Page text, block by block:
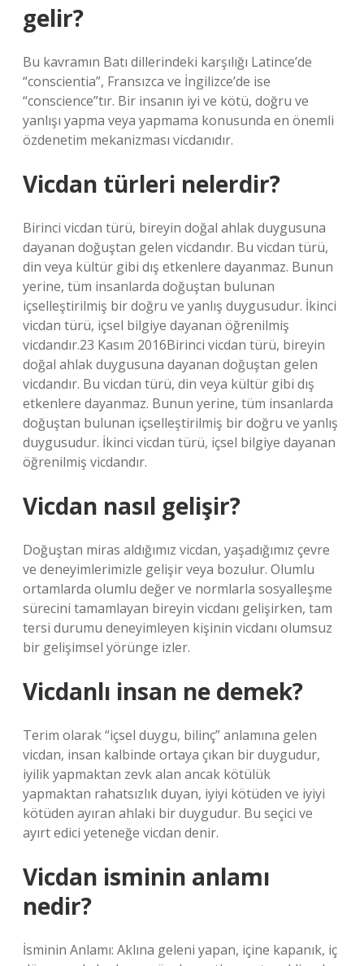
gelir?
Bu kavramın Batı dillerindeki karşılığı Latince’de
“conscientia”, Fransızca ve İngilizce’de ise
“conscience”tır. Bir insanın iyi ve kötü, doğru ve
yanlışı yapma veya yapmama konusunda en önemli
özdenetim mekanizması vicdanıdır.
Vicdan türleri nelerdir?
Birinci vicdan türü, bireyin doğal ahlak duygusuna
dayanan doğuştan gelen vicdandır. Bu vicdan türü,
din veya kültür gibi dış etkenlere dayanmaz. Bunun
yerine, tüm insanlarda doğuştan bulunan
içselleştirilmiş bir doğru ve yanlış duygusudur. İkinci
vicdan türü, içsel bilgiye dayanan öğrenilmiş
vicdandır.23 Kasım 2016Birinci vicdan türü, bireyin
doğal ahlak duygusuna dayanan doğuştan gelen
vicdandır. Bu vicdan türü, din veya kültür gibi dış
etkenlere dayanmaz. Bunun yerine, tüm insanlarda
doğuştan bulunan içselleştirilmiş bir doğru ve yanlış
duygusudur. İkinci vicdan türü, içsel bilgiye dayanan
öğrenilmiş vicdandır.
Vicdan nasıl gelişir?
Doğuştan miras aldığımız vicdan, yaşadığımız çevre
ve deneyimlerimizle gelişir veya bozulur. Olumlu
ortamlarda olumlu değer ve normlarla sosyalleşme
sürecini tamamlayan bireyin vicdanı gelişirken, tam
tersi durumu deneyimleyen kişinin vicdanı olumsuz
bir gelişimsel yörünge izler.
Vicdanlı insan ne demek?
Terim olarak “içsel duygu, bilinç” anlamına gelen
vicdan, insan kalbinde ortaya çıkan bir duygudur,
iyilik yapmaktan zevk alan ancak kötülük
yapmaktan rahatsızlık duyan, iyiyi kötüden ve iyiyi
kötüden ayıran ahlaki bir duygudur. Bu seçici ve
ayırt edici yeteneğe vicdan denir.
Vicdan isminin anlamı
nedir?
İsminin Anlamı: Aklına geleni yapan, içine kapanık, iç